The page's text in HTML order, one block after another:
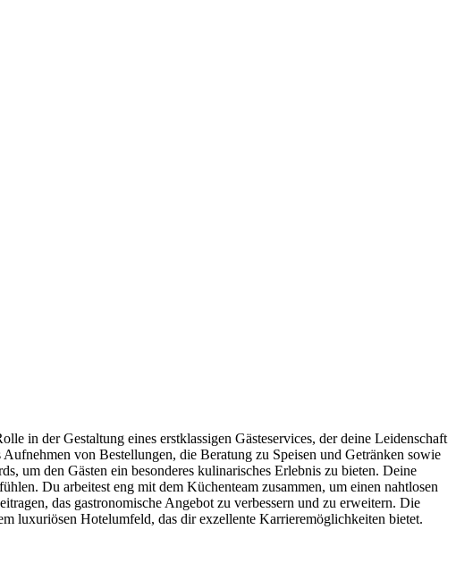
in der Gestaltung eines erstklassigen Gästeservices, der deine Leidenschaft
von Bestellungen, die Beratung zu Speisen und Getränken sowie
um den Gästen ein besonderes kulinarisches Erlebnis zu bieten. Deine
Du arbeitest eng mit dem Küchenteam zusammen, um einen nahtlosen
das gastronomische Angebot zu verbessern und zu erweitern. Die
luxuriösen Hotelumfeld, das dir exzellente Karrieremöglichkeiten bietet.